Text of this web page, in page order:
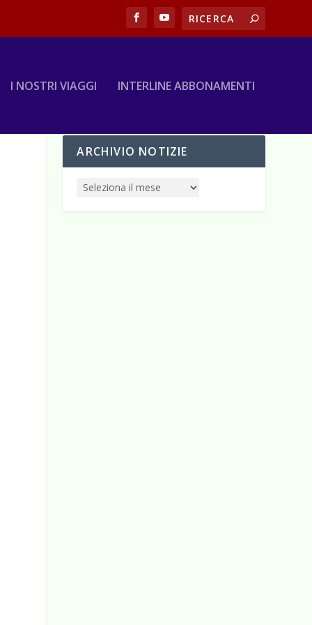
I NOSTRI VIAGGI INTERLINE ABBONAMENTI
ARCHIVIO NOTIZIE